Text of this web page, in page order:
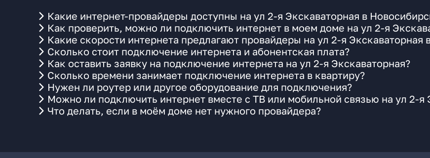
Какие интернет-провайдеры доступны на ул 2-я Экскаваторная в
Как проверить, можно ли подключить интернет в моем доме на ул 2-я
Какие скорости интернета предлагают провайдеры на ул 2-я Экскаваторная
Сколько стоит подключение интернета и абонентская плата?
Как оставить заявку на подключение интернета на ул 2-я Экскаваторная?
Сколько времени занимает подключение интернета в квартиру?
Нужен ли роутер или другое оборудование для подключения?
Можно ли подключить интернет вместе с ТВ или мобильной связью на ул 2-я
Что делать, если в моём доме нет нужного провайдера?